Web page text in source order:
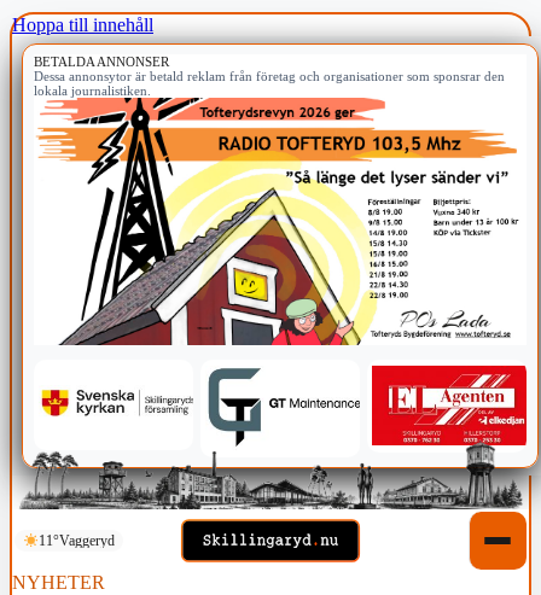
Hoppa till innehåll
BETALDA ANNONSER
Dessa annonsytor är betald reklam från företag och organisationer som sponsrar den
lokala journalistiken.
11°Vaggeryd
NYHETER